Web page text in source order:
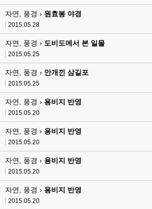
자연, 풍경 › 원효봉 야경
2015.05.28
자연, 풍경 › 도비도에서 본 일몰
2015.05.25
자연, 풍경 › 안개낀 삼길포
2015.05.25
자연, 풍경 › 용비지 반영
2015.05.20
자연, 풍경 › 용비지 반영
2015.05.20
자연, 풍경 › 용비지 반영
2015.05.20
자연, 풍경 › 용비지 반영
2015.05.20